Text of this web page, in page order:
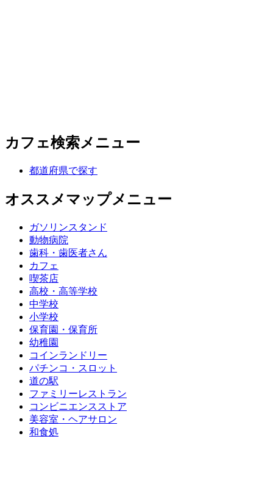
カフェ検索メニュー
都道府県で探す
オススメマップメニュー
ガソリンスタンド
動物病院
歯科・歯医者さん
カフェ
喫茶店
高校・高等学校
中学校
小学校
保育園・保育所
幼稚園
コインランドリー
パチンコ・スロット
道の駅
ファミリーレストラン
コンビニエンスストア
美容室・ヘアサロン
和食処